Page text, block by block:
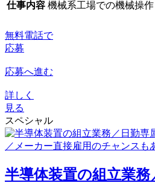
仕事内容 機械系工場での機械操
無料電話で
応募
応募へ進む
詳しく
見る
スペシャル
半導体装置の組立業務